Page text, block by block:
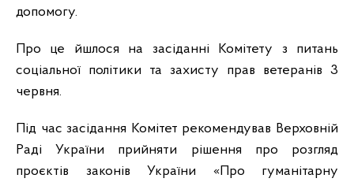
допомогу.
Про це йшлося на засіданні Комітету з питань
соціальної політики та захисту прав ветеранів 3
червня.
Під час засідання Комітет рекомендував Верховній
Раді України прийняти рішення про розгляд
проєктів законів України «Про гуманітарну